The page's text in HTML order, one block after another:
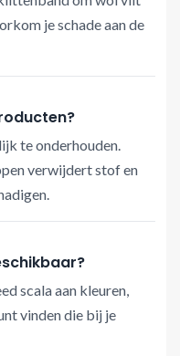
je schade aan de
te onderhouden.
verwijdert stof en
scala aan kleuren,
vinden die bij je